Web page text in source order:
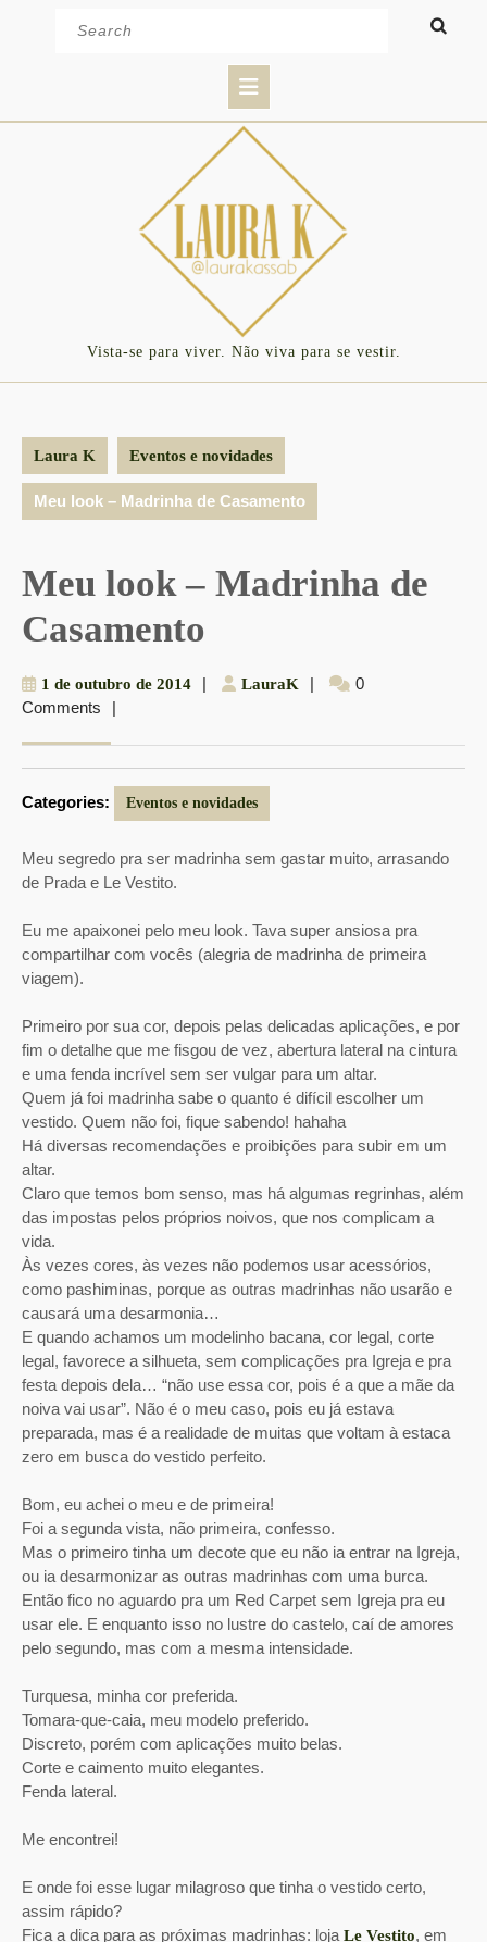
Button
Vista-se para viver. Não viva para se vestir.
Laura K Eventos e novidades
Meu look – Madrinha de Casamento
Meu look – Madrinha de
Casamento
1 de outubro de 20141
| LauraK LauraK
|
0
Comments
|
Categories: Eventos e novidades
Meu segredo pra ser madrinha sem gastar muito, arrasando
de Prada e Le Vestito.
Eu me apaixonei pelo meu look. Tava super ansiosa pra
compartilhar com vocês (alegria de madrinha de primeira
viagem).
Primeiro por sua cor, depois pelas delicadas aplicações, e por
fim o detalhe que me fisgou de vez, abertura lateral na cintura
e uma fenda incrível sem ser vulgar para um altar.
Quem já foi madrinha sabe o quanto é difícil escolher um
vestido. Quem não foi, fique sabendo! hahaha
Há diversas recomendações e proibições para subir em um
altar.
Claro que temos bom senso, mas há algumas regrinhas, além
das impostas pelos próprios noivos, que nos complicam a
vida.
Às vezes cores, às vezes não podemos usar acessórios,
como pashiminas, porque as outras madrinhas não usarão e
causará uma desarmonia…
E quando achamos um modelinho bacana, cor legal, corte
legal, favorece a silhueta, sem complicações pra Igreja e pra
festa depois dela… “não use essa cor, pois é a que a mãe da
noiva vai usar”. Não é o meu caso, pois eu já estava
preparada, mas é a realidade de muitas que voltam à estaca
zero em busca do vestido perfeito.
Bom, eu achei o meu e de primeira!
Foi a segunda vista, não primeira, confesso.
Mas o primeiro tinha um decote que eu não ia entrar na Igreja,
ou ia desarmonizar as outras madrinhas com uma burca.
Então fico no aguardo pra um Red Carpet sem Igreja pra eu
usar ele. E enquanto isso no lustre do castelo, caí de amores
pelo segundo, mas com a mesma intensidade.
Turquesa, minha cor preferida.
Tomara-que-caia, meu modelo preferido.
Discreto, porém com aplicações muito belas.
Corte e caimento muito elegantes.
Fenda lateral.
Me encontrei!
E onde foi esse lugar milagroso que tinha o vestido certo,
assim rápido?
Fica a dica para as próximas madrinhas: loja Le Vestito, em